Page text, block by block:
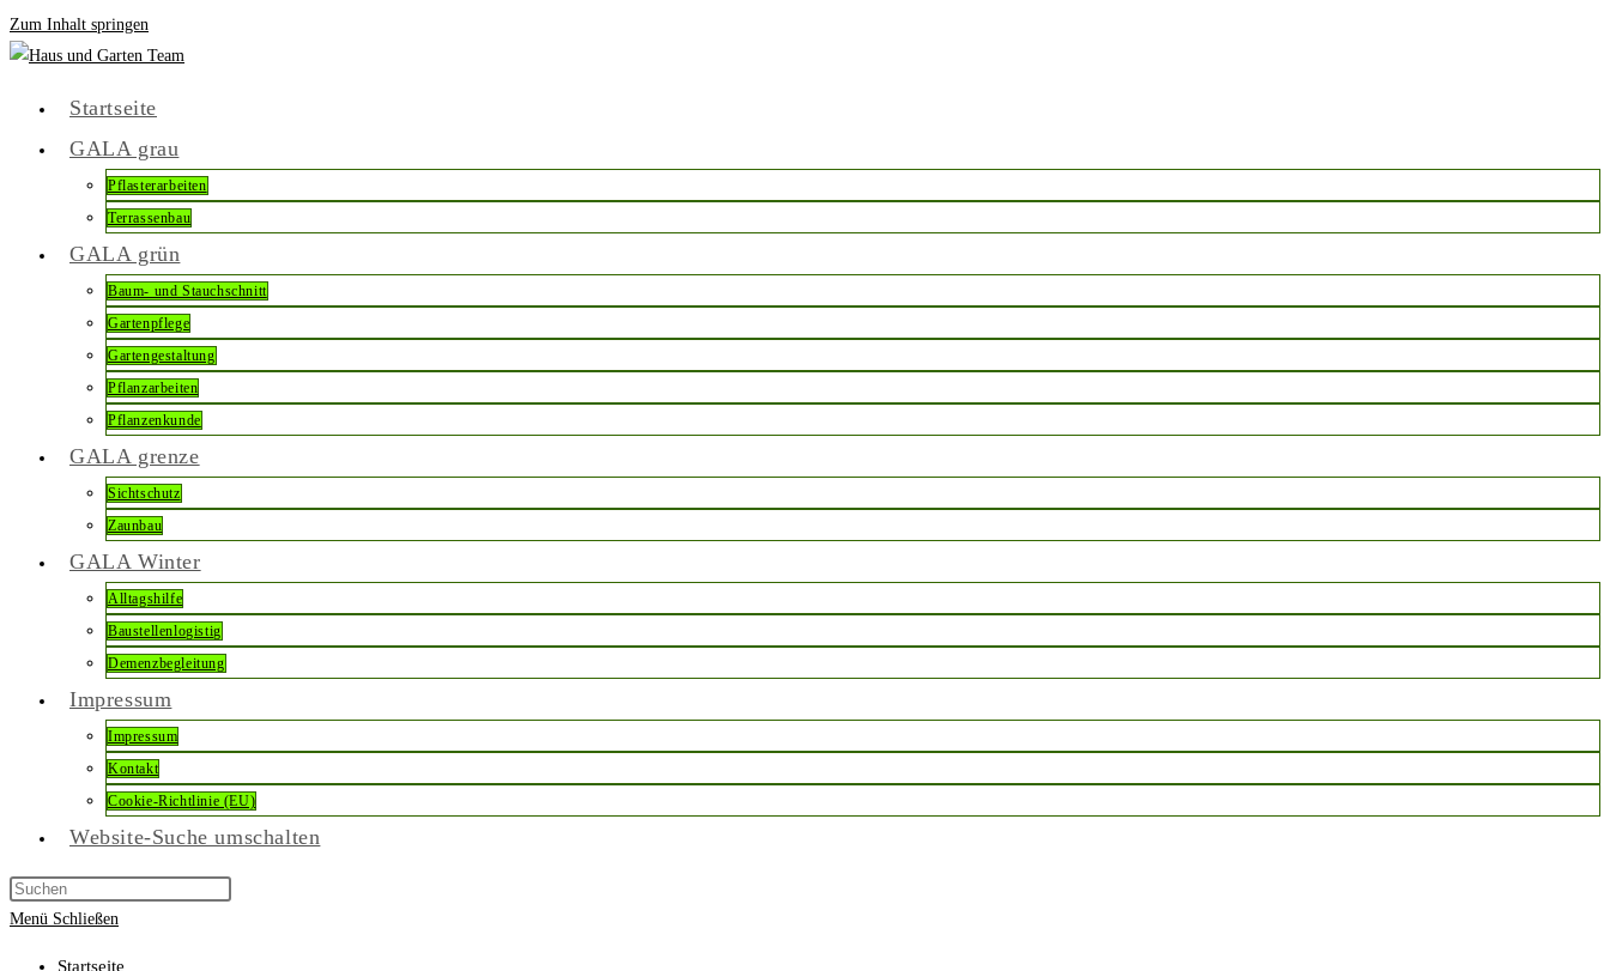
Zum Inhalt springen
Startseite
GALA grau
Pflasterarbeiten
Terrassenbau
GALA grün
Baum- und Stauchschnitt
Gartenpflege
Gartengestaltung
Pflanzarbeiten
Pflanzenkunde
GALA grenze
Sichtschutz
Zaunbau
GALA Winter
Alltagshilfe
Baustellenlogistig
Demenzbegleitung
Impressum
Impressum
Kontakt
Cookie-Richtlinie (EU)
Website-Suche umschalten
Menü Schließen
Startseite